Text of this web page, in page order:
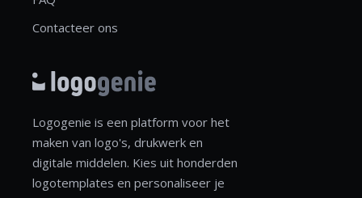
Contacteer ons
Logogenie is een platform voor het
maken van logo's, drukwerk en
digitale middelen. Kies uit honderden
logotemplates en personaliseer je